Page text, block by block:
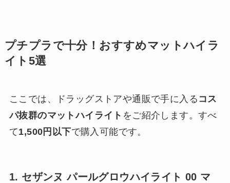
プチプラで十分！おすすめマットハイラ
イト5選
ここでは、ドラッグストアや通販で手に入る コス
パ抜群のマットハイライト をご紹介します。すべ
て1,500円以下で購入可能です。
1. セザンヌ パールグロウハイライト 00 マ